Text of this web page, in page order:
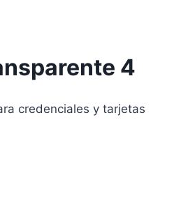
4
credenciales y tarjetas